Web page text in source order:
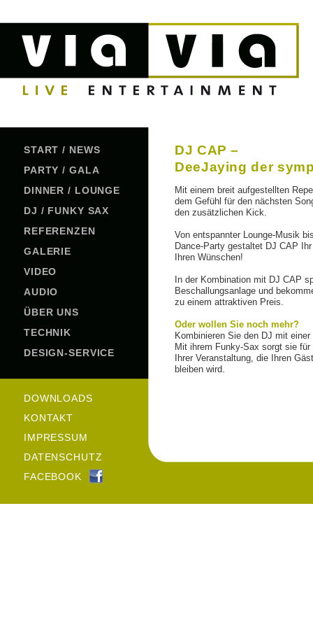
START / NEWS
PARTY / GALA
DINNER / LOUNGE
DJ / FUNKY SAX
REFERENZEN
GALERIE
VIDEO
AUDIO
ÜBER UNS
TECHNIK
DESIGN-SERVICE
DOWNLOADS
KONTAKT
IMPRESSUM
DATENSCHUTZ
FACEBOOK
DJ CAP –
DeeJaying der
Mit einem breit aufgestellten
dem Gefühl für den nächsten
den zusätzlichen Kick.
Von entspannter Lounge-Musik
Dance-Party gestaltet DJ CAP
Ihren Wünschen!
In der Kombination mit DJ CAP
Beschallungsanlage und
zu einem attraktiven Preis.
Oder wollen Sie noch mehr?
Kombinieren Sie den DJ mit
Mit ihrem Funky-Sax sorgt sie
Ihrer Veranstaltung, die Ihren
bleiben wird.